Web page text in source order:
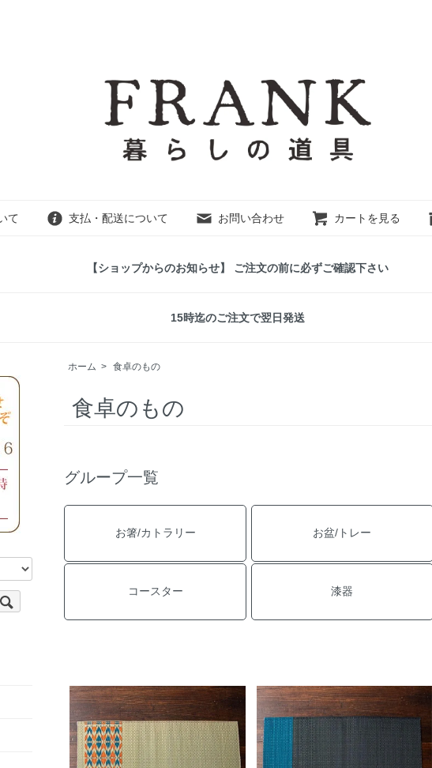
て 支払・配送について お問い合わせ カートを見る
【ショップからのお知らせ】 ご注文の前に必ずご確認下さい
15時迄のご注文で翌日発送
ホーム > 食卓のもの
食卓のもの
グループ一覧
お箸/カトラリー お盆/トレー
コースター 漆器